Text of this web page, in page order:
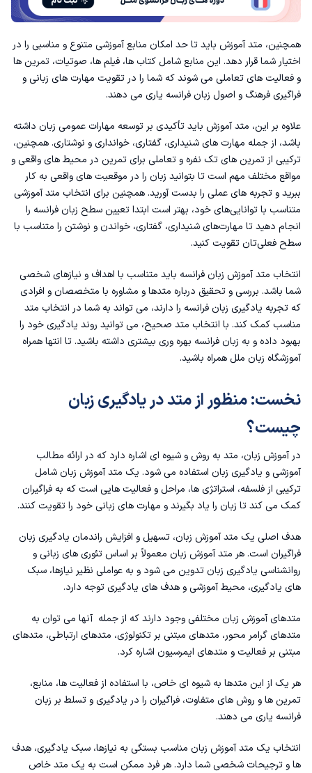
4. متد دستور زبان (Direct Method):
5. متد ایمرسیون (Immersion Method):
6. متد معکوس (Flipped Classroom):
یادگیری فرانسه با کتاب ها
1. منابع متنوع
2. تقویت مهارت های زبانی
3. تمرین و تثبیت مفاهیم
5. آشنایی با فرهنگ و ادبیات فرانسه
بهترین متد آموزش زبان فرانسه
جدیدترین متد آموزش زبان فرانسه
آیا می توان آنلاین زبان فرانسه یاد گرفت؟
برخی از مزایای آموزش آنلاین زبان فرانسه
انعطاف پذیری زمانی:
منابع تعاملی:
همچنین، متد آموزش باید تا حد امکان منابع آموزشی متنوع و مناسبی را در
اختیار شما قرار دهد. این منابع شامل کتاب ها، فیلم ها، صوتیات، تمرین ها
و فعالیت های تعاملی می شوند که شما را در تقویت مهارت های زبانی و
فراگیری فرهنگ و اصول زبان فرانسه یاری می دهند.
علاوه بر این، متد آموزش باید تأکیدی بر توسعه مهارات عمومی زبان داشته
باشد، از جمله مهارت های شنیداری، گفتاری، خوانداری و نوشتاری. همچنین،
ترکیبی از تمرین های تک نفره و تعاملی برای تمرین در محیط های واقعی و
مواقع مختلف مهم است تا بتوانید زبان را در موقعیت های واقعی به کار
ببرید و تجربه های عملی را بدست آورید. همچنین برای انتخاب متد آموزشی
متناسب با توانایی‌های خود، بهتر است ابتداتعیین سطح زبان فرانسه را
انجام دهید تا مهارت‌های شنیداری، گفتاری، خواندن و نوشتن را متناسب با
سطح فعلی‌تان تقویت کنید.
انتخاب متد آموزش زبان فرانسه باید متناسب با اهداف و نیازهای شخصی
شما باشد. بررسی و تحقیق درباره متدها و مشاوره با متخصصان و افرادی
که تجربه یادگیری زبان فرانسه را دارند، می تواند به شما در انتخاب متد
مناسب کمک کند. با انتخاب متد صحیح، می توانید روند یادگیری خود را
بهبود داده و به زبان فرانسه بهره وری بیشتری داشته باشید. تا انتها همراه
آموزشگاه زبان ملل همراه باشید.
نخست: منظور از متد در یادگیری زبان
چیست؟
در آموزش زبان، متد به روش و شیوه ای اشاره دارد که در ارائه مطالب
آموزشی و یادگیری زبان استفاده می شود. یک متد آموزش زبان شامل
ترکیبی از فلسفه، استراتژی ها، مراحل و فعالیت هایی است که به فراگیران
کمک می کند تا زبان را یاد بگیرند و مهارت های زبانی خود را تقویت کنند.
هدف اصلی یک متد آموزش زبان، تسهیل و افزایش راندمان یادگیری زبان
فراگیران است. هر متد آموزش زبان معمولاً بر اساس تئوری های زبانی و
روانشناسی یادگیری زبان تدوین می شود و به عواملی نظیر نیازها، سبک
های یادگیری، محیط آموزشی و هدف های یادگیری توجه دارد.
متدهای آموزش زبان مختلفی وجود دارند که از جمله آنها می توان به
متدهای گرامر محور، متدهای مبتنی بر تکنولوژی، متدهای ارتباطی، متدهای
مبتنی بر فعالیت و متدهای ایمرسیون اشاره کرد.
هر یک از این متدها به شیوه ای خاص، با استفاده از فعالیت ها، منابع،
تمرین ها و روش های متفاوت، فراگیران را در یادگیری و تسلط بر زبان
فرانسه یاری می دهند.
انتخاب یک متد آموزش زبان مناسب بستگی به نیازها، سبک یادگیری، هدف
ها و ترجیحات شخصی شما دارد. هر فرد ممکن است به یک متد خاص